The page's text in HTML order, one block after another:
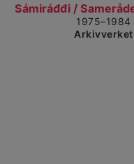
1975–1984
Arkivverket